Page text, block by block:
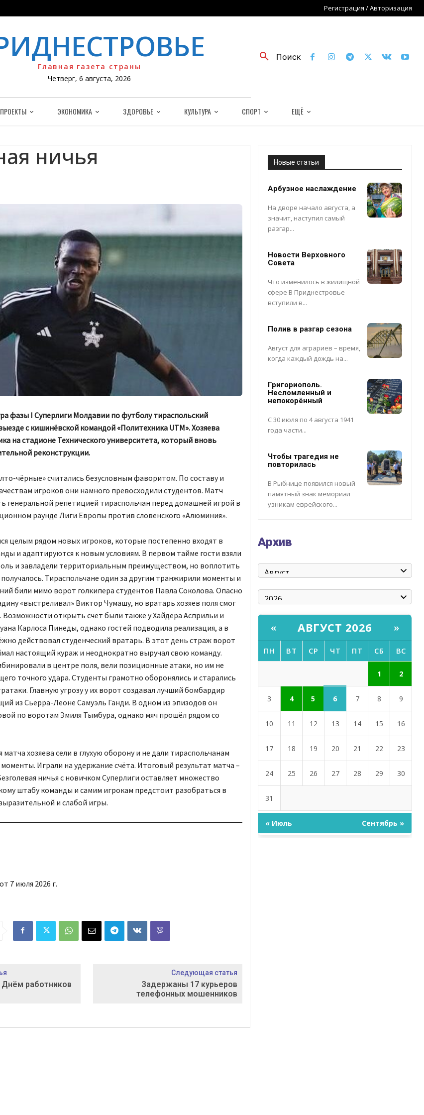
Регистрация / Авторизация
Главная газета страны
Четверг, 6 августа, 2026
Поиск
ЭКОНОМИКА ЗДОРОВЬЕ КУЛЬТУРА СПОРТ ЕЩЁ
ничья
фазы I Суперлиги Молдавии по футболу тираспольский
с кишинёвской командой «Политехника UTM». Хозяева
на стадионе Технического университета, который вновь
реконструкции.
чёрные» считались безусловным фаворитом. По составу и
игроков они намного превосходили студентов. Матч
генеральной репетицией тираспольчан перед домашней игрой в
раунде Лиги Европы против словенского «Алюминия».
целым рядом новых игроков, которые постепенно входят в
и адаптируются к новым условиям. В первом тайме гости взяли
и завладели территориальным преимуществом, но воплотить
получалось. Тираспольчане один за другим транжирили моменты и
били мимо ворот голкипера студентов Павла Соколова. Опасно
«выстреливал» Виктор Чумашу, но вратарь хозяев поля смог
Возможности открыть счёт были также у Хайдера Асприльи и
Карлоса Пинеды, однако гостей подводила реализация, а в
действовал студенческий вратарь. В этот день страж ворот
настоящий кураж и неоднократно выручал свою команду.
в центре поля, вели позиционные атаки, но им не
точного удара. Студенты грамотно оборонялись и старались
Главную угрозу у их ворот создавал лучший бомбардир
из Сьерра-Леоне Самуэль Ганди. В одном из эпизодов он
по воротам Эмиля Тымбура, однако мяч прошёл рядом со
хозяева сели в глухую оборону и не дали тираспольчанам
Играли на удержание счёта. Итоговый результат матча –
ничья с новичком Суперлиги оставляет множество
штабу команды и самим игрокам предстоит разобраться в
и слабой игры.
7 июля 2026 г.
работников
Следующая статья
Задержаны 17 курьеров
телефонных мошенников
Новые статьи
Арбузное наслаждение
На дворе начало августа, а
значит, наступил самый
разгар...
Новости Верховного
Совета
Что изменилось в жилищной
сфере В Приднестровье
вступили в...
Полив в разгар сезона
Август для аграриев – время,
когда каждый дождь на...
Григориополь.
Несломленный и
непокорённый
С 30 июля по 4 августа 1941
года части...
Чтобы трагедия не
повторилась
В Рыбнице появился новый
памятный знак мемориал
узникам еврейского...
Архив
« АВГУСТ 2026 »
ПН ВТ СР ЧТ ПТ СБ ВС
1 2
3 4 5 6 7 8 9
10 11 12 13 14 15 16
17 18 19 20 21 22 23
24 25 26 27 28 29 30
31
« Июль Сентябрь »